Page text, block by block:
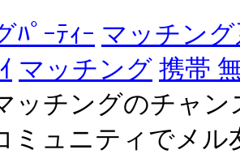
ﾊﾟｰﾃｨｰ マッチン
マッチング 携帯
ッチングのチャ
ミュニティでメ